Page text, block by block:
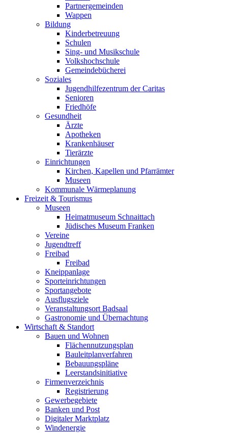
Partnergemeinden
Wappen
Bildung
Kinderbetreuung
Schulen
Sing- und Musikschule
Volkshochschule
Gemeindebücherei
Soziales
Jugendhilfezentrum der Caritas
Senioren
Friedhöfe
Gesundheit
Ärzte
Apotheken
Krankenhäuser
Tierärzte
Einrichtungen
Kirchen, Kapellen und Pfarrämter
Museen
Kommunale Wärmeplanung
Freizeit & Tourismus
Museen
Heimatmuseum Schnaittach
Jüdisches Museum Franken
Vereine
Jugendtreff
Freibad
Freibad
Kneippanlage
Sporteinrichtungen
Sportangebote
Ausflugsziele
Veranstaltungsort Badsaal
Gastronomie und Übernachtung
Wirtschaft & Standort
Bauen und Wohnen
Flächennutzungsplan
Bauleitplanverfahren
Bebauungspläne
Leerstandsinitiative
Firmenverzeichnis
Registrierung
Gewerbegebiete
Banken und Post
Digitaler Marktplatz
Windenergie